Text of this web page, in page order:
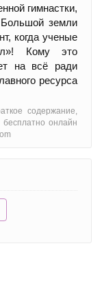
гимнастки,
земли
когда ученые
Кому это
на всё ради
ресурса
содержание,
онлайн